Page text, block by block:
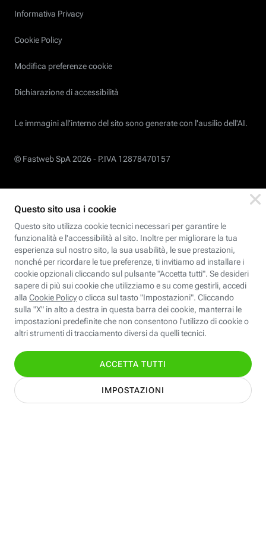
Informativa Privacy
Cookie Policy
Modifica preferenze cookie
Dichiarazione di accessibilità
Le immagini all’interno del sito sono generate con l'ausilio dell'AI.
© Fastweb SpA 2026 - P.IVA 12878470157